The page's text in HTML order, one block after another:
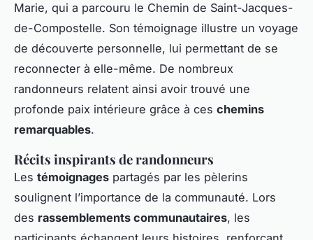
Marie, qui a parcouru le Chemin de Saint-Jacques-
de-Compostelle. Son témoignage illustre un voyage
de découverte personnelle, lui permettant de se
reconnecter à elle-même. De nombreux
randonneurs relatent ainsi avoir trouvé une
profonde paix intérieure grâce à ces chemins
remarquables.
Récits inspirants de randonneurs
Les témoignages partagés par les pèlerins
soulignent l’importance de la communauté. Lors
des rassemblements communautaires, les